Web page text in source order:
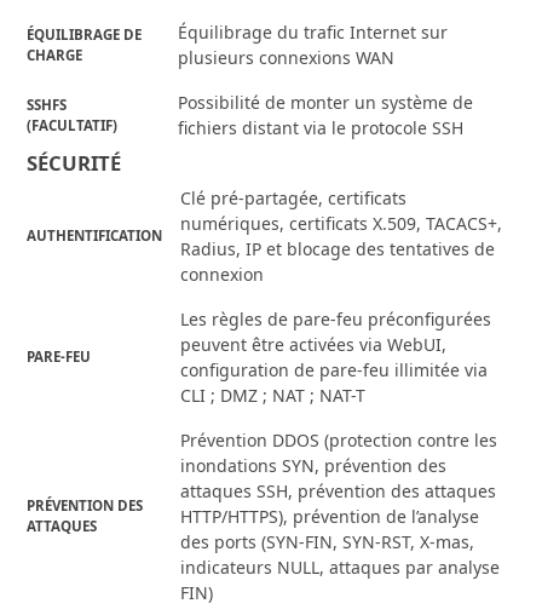
ÉQUILIBRAGE DE
CHARGE
Équilibrage du trafic Internet sur
plusieurs connexions WAN
SSHFS
(FACULTATIF)
Possibilité de monter un système de
fichiers distant via le protocole SSH
SÉCURITÉ
AUTHENTIFICATION
Clé pré-partagée, certificats
numériques, certificats X.509, TACACS+,
Radius, IP et blocage des tentatives de
connexion
PARE-FEU
Les règles de pare-feu préconfigurées
peuvent être activées via WebUI,
configuration de pare-feu illimitée via
CLI ; DMZ ; NAT ; NAT-T
PRÉVENTION DES
ATTAQUES
Prévention DDOS (protection contre les
inondations SYN, prévention des
attaques SSH, prévention des attaques
HTTP/HTTPS), prévention de l’analyse
des ports (SYN-FIN, SYN-RST, X-mas,
indicateurs NULL, attaques par analyse
FIN)